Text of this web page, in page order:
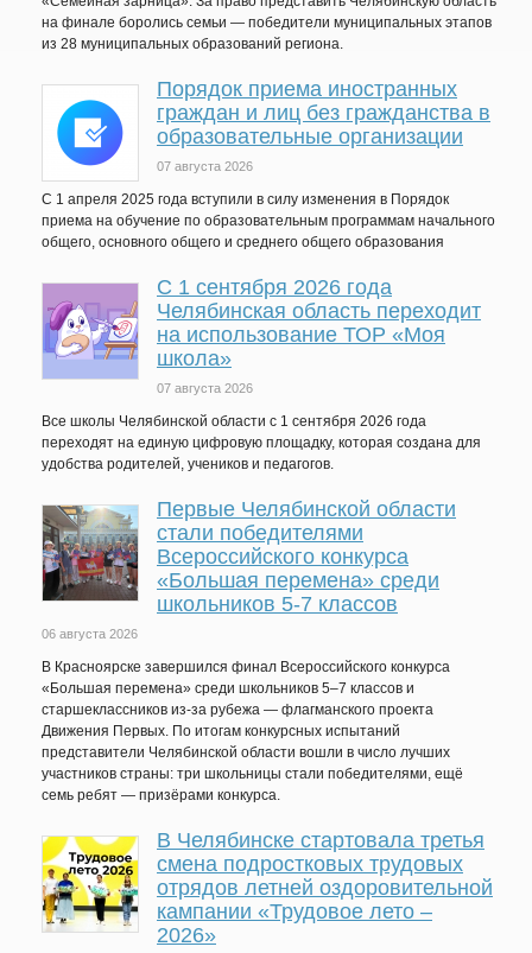
на финале боролись семьи — победители муниципальных этапов
из 28 муниципальных образований региона.
Порядок приема иностранных
граждан и лиц без гражданства в
образовательные организации
07 августа 2026
С 1 апреля 2025 года вступили в силу изменения в Порядок
приема на обучение по образовательным программам начального
общего, основного общего и среднего общего образования
С 1 сентября 2026 года
Челябинская область переходит
на использование ТОР «Моя
школа»
07 августа 2026
Все школы Челябинской области с 1 сентября 2026 года
переходят на единую цифровую площадку, которая создана для
удобства родителей, учеников и педагогов.
Первые Челябинской области
стали победителями
Всероссийского конкурса
«Большая перемена» среди
школьников 5-7 классов
06 августа 2026
В Красноярске завершился финал Всероссийского конкурса
«Большая перемена» среди школьников 5–7 классов и
старшеклассников из-за рубежа — флагманского проекта
Движения Первых. По итогам конкурсных испытаний
представители Челябинской области вошли в число лучших
участников страны: три школьницы стали победителями, ещё
семь ребят — призёрами конкурса.
В Челябинске стартовала третья
смена подростковых трудовых
отрядов летней оздоровительной
кампании «Трудовое лето –
2026»